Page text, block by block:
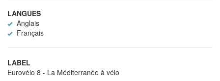
LANGUES
Anglais
Français
LABEL
Eurovélo 8 - La Méditerranée à vélo